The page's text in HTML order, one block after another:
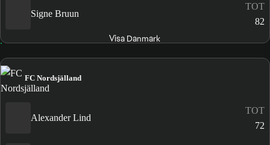
Signe Bruun
TOT
82
Visa Danmark
FC Nordsjälland
Alexander Lind
TOT
72